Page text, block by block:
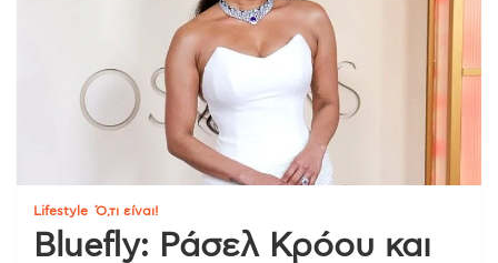
Lifestyle Ό,τι είναι!
Bluefly: Ράσελ Κρόου και